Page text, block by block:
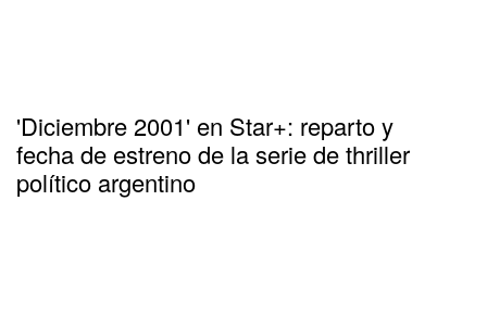
'Diciembre 2001' en Star+: reparto y
fecha de estreno de la serie de thriller
político argentino